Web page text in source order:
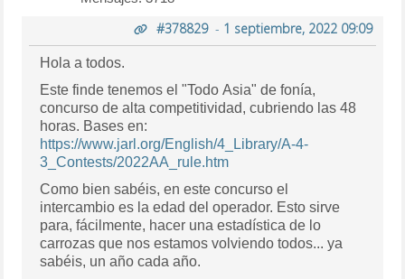
#378829- 1 septiembre, 2022 09:09
Hola a todos.
Este finde tenemos el "Todo Asia" de fonía,
concurso de alta competitividad, cubriendo las 48
horas. Bases en:
https://www.jarl.org/English/4_Library/A-4-
3_Contests/2022AA_rule.htm
Como bien sabéis, en este concurso el
intercambio es la edad del operador. Esto sirve
para, fácilmente, hacer una estadística de lo
carrozas que nos estamos volviendo todos... ya
sabéis, un año cada año.